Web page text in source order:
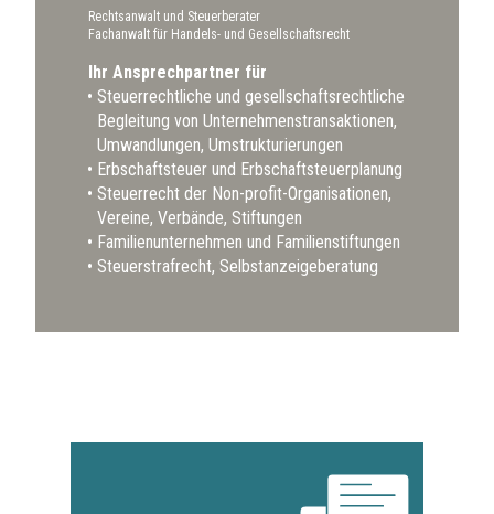
Rechtsanwalt und Steuerberater
Fachanwalt für Handels- und Gesellschaftsrecht
Ihr Ansprechpartner für
Steuerrechtliche und gesellschaftsrechtliche
Begleitung von Unternehmenstransaktionen,
Umwandlungen, Umstrukturierungen
Erbschaftsteuer und Erbschaftsteuerplanung
Steuerrecht der Non-profit-Organisationen,
Vereine, Verbände, Stiftungen
Familienunternehmen und Familienstiftungen
Steuerstrafrecht, Selbstanzeigeberatung